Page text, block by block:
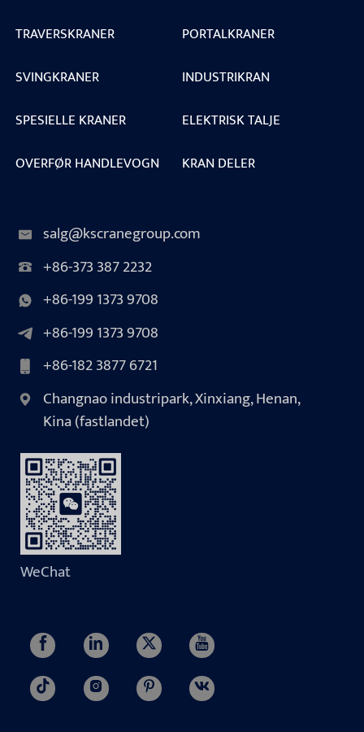
TRAVERSKRANER
PORTALKRANER
SVINGKRANER
INDUSTRIKRAN
SPESIELLE KRANER
ELEKTRISK TALJE
OVERFØR HANDLEVOGN
KRAN DELER
salg@kscranegroup.com
+86-373 387 2232
+86-199 1373 9708
+86-199 1373 9708
+86-182 3877 6721
Changnao industripark, Xinxiang, Henan,
Kina (fastlandet)
WeChat